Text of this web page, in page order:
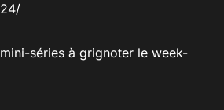
séries à grignoter le week-